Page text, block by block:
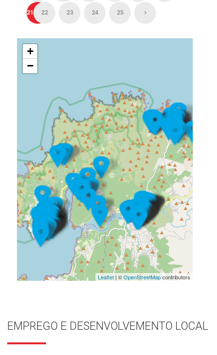
21 22 23 24 25
+
−
Leaflet| ©OpenStreetMapcontributors
EMPREGO E DESENVOLVEMENTO LOCAL